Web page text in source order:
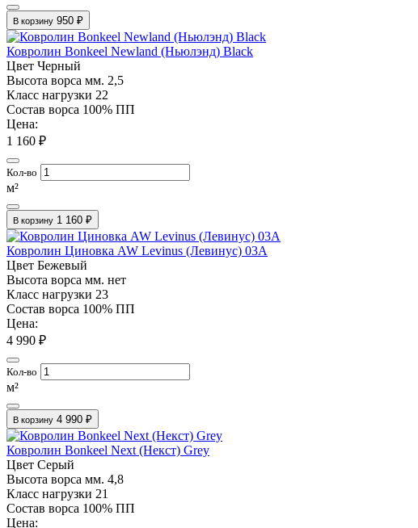
В корзину 950 ₽
Ковролин Bonkeel Newland (Ньюлэнд) Black
Цвет Черный
Высота ворса мм. 2,5
Класс нагрузки 22
Состав ворса 100% ПП
Цена:
1 160 ₽
Кол-во
м²
В корзину 1 160 ₽
Ковролин Циновка AW Levinus (Левинус) 03A
Цвет Бежевый
Высота ворса мм. нет
Класс нагрузки 23
Состав ворса 100% ПП
Цена:
4 990 ₽
Кол-во
м²
В корзину 4 990 ₽
Ковролин Bonkeel Next (Некст) Grey
Цвет Серый
Высота ворса мм. 4,8
Класс нагрузки 21
Состав ворса 100% ПП
Цена: